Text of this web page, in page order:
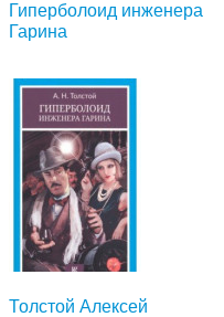
Гиперболоид инженера
Гарина
Толстой Алексей